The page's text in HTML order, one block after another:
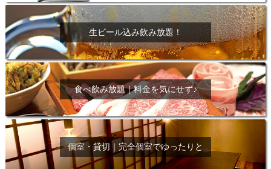
生ビール込み飲み放題！
食べ飲み放題｜料金を気にせず♪
個室・貸切｜完全個室でゆったりと